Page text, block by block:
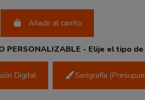
Añadir al carrito
PERSONALIZABLE - Elije el tipo
Digital Serigrafía